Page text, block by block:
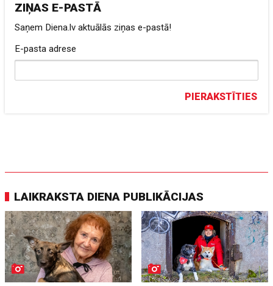
ZIŅAS E-PASTĀ
Saņem Diena.lv aktuālās ziņas e-pastā!
E-pasta adrese
PIERAKSTĪTIES
LAIKRAKSTA DIENA PUBLIKĀCIJAS